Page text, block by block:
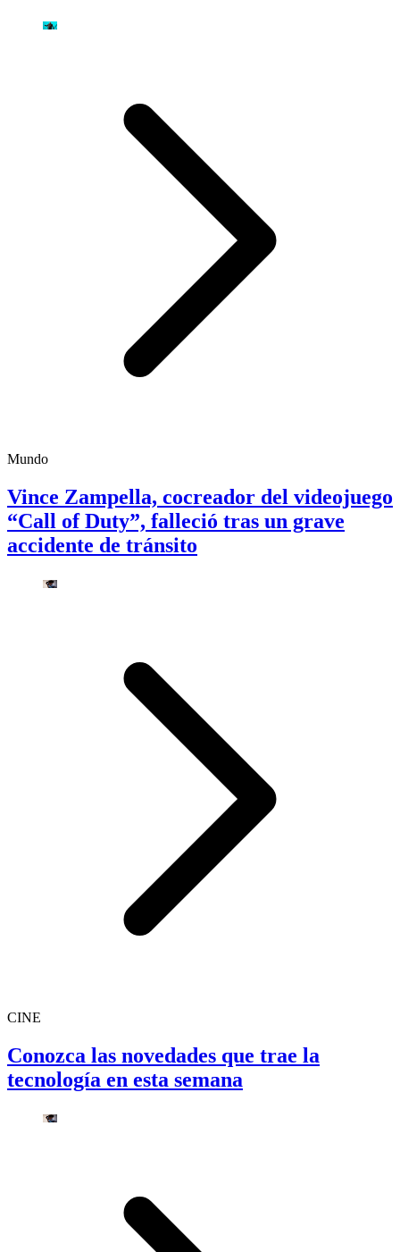
Mundo
Vince Zampella, cocreador del videojuego
“Call of Duty”, falleció tras un grave
accidente de tránsito
CINE
Conozca las novedades que trae la
tecnología en esta semana